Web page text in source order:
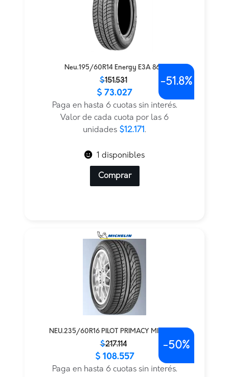
Neu.195/60R14 Energy E3A 86H
$151.531
original
actual
$ 73.027
Paga en hasta 6 cuotas sin interés.
Valor de cada cuota por las 6
unidades $12.171.
-51.8%
1 disponibles
Comprar
NEU.235/60R16 PILOT PRIMACY MICHELIN
$217.114
original
actual
$ 108.557
Paga en hasta 6 cuotas sin interés.
-50%